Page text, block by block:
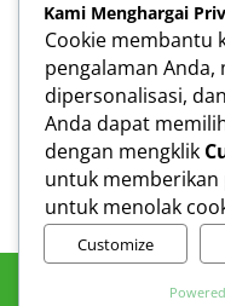
Kami Menghargai
Cookie membantu
pengalaman
dipersonalisasi,
Anda dapat
dengan mengklik
untuk
untuk menolak
Customize